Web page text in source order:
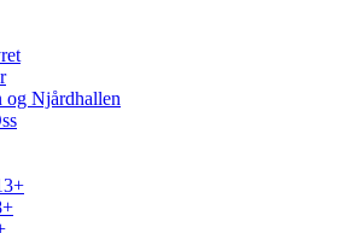
og Njårdhallen